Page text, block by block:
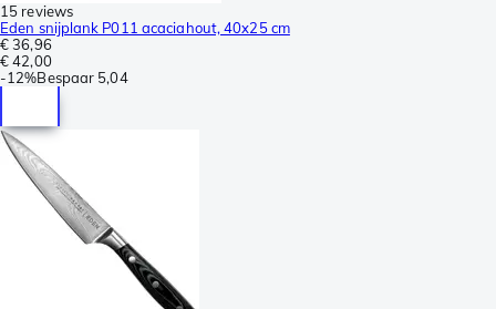
15 reviews
Eden snijplank P011 acaciahout, 40x25 cm
€ 36,96
€ 42,00
-12%Bespaar 5,04